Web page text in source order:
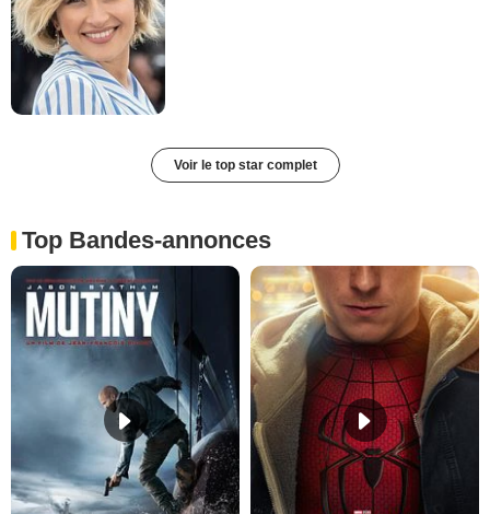
Voir le top star complet
Top Bandes-annonces